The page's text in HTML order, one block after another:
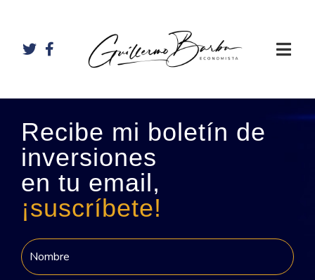
Recibe mi boletín de
inversiones
en tu email,
¡suscríbete!